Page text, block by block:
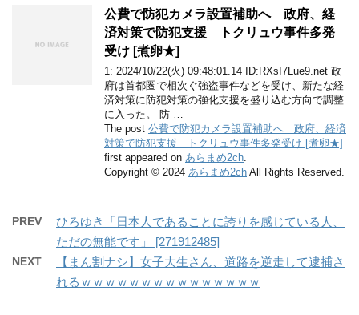
公費で防犯カメラ設置補助へ 政府、経
済対策で防犯支援 トクリュウ事件多発
受け [煮卵★]
1: 2024/10/22(火) 09:48:01.14 ID:RXsI7Lue9.net 政
府は首都圏で相次ぐ強盗事件などを受け、新たな経
済対策に防犯対策の強化支援を盛り込む方向で調整
に入った。 防 …
The post 公費で防犯カメラ設置補助へ 政府、経済
対策で防犯支援 トクリュウ事件多発受け [煮卵★]
first appeared on あらまめ2ch
Copyright © 2024 あらまめ2ch All Rights Reserved.
PREV
ひろゆき「日本人であることに誇りを感じている人、
ただの無能です」 [271912485]
NEXT
【まん割ナシ】女子大生さん、道路を逆走して逮捕さ
れるｗｗｗｗｗｗｗｗｗｗｗｗｗｗｗ